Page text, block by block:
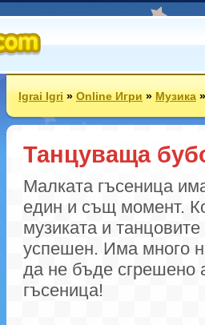
Igrai Igri»Online Игри»Музика
Танцуваща
Малката гъсеница
един и същ момент.
музиката и
успешен. Има много
да не бъде сгрешено
гъсеница!